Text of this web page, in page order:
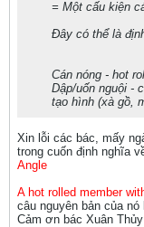
= Một cấu kiện
Đây có thể là
Cán nóng - hot
Dập/uốn nguội -
tạo hình (xà gồ,
Xin lỗi các bác, mấy
trong cuốn định nghĩa
Angle
A hot rolled member
câu nguyên bản của nó
Cảm ơn bác Xuân